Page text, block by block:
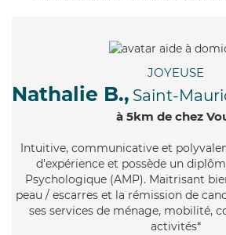
JOYEUSE
Nathalie B., Saint-
à 5km de chez
Intuitive, communicative et
d'expérience et possède un
Psychologique (AMP). Maitrisant
peau / escarres et la rémission de
ses services de ménage, mobilité,
activités*